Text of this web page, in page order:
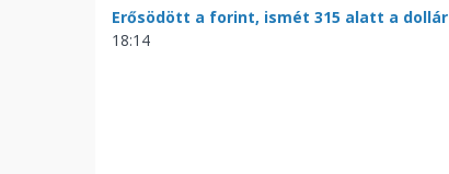
Erősödött a forint, ismét 315 alatt a dollár
18:14